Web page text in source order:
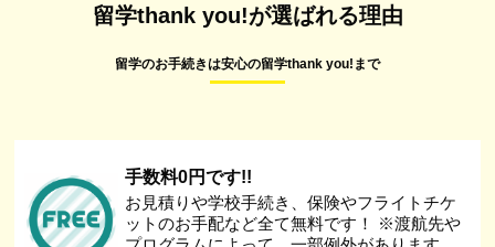
留学thank you!が選ばれる理由
留学のお手続きは安心の留学thank you!まで
手数料0円です!!
お見積りや学校手続き、保険やフライトチケ
ットのお手配など全て無料です！ ※渡航先や